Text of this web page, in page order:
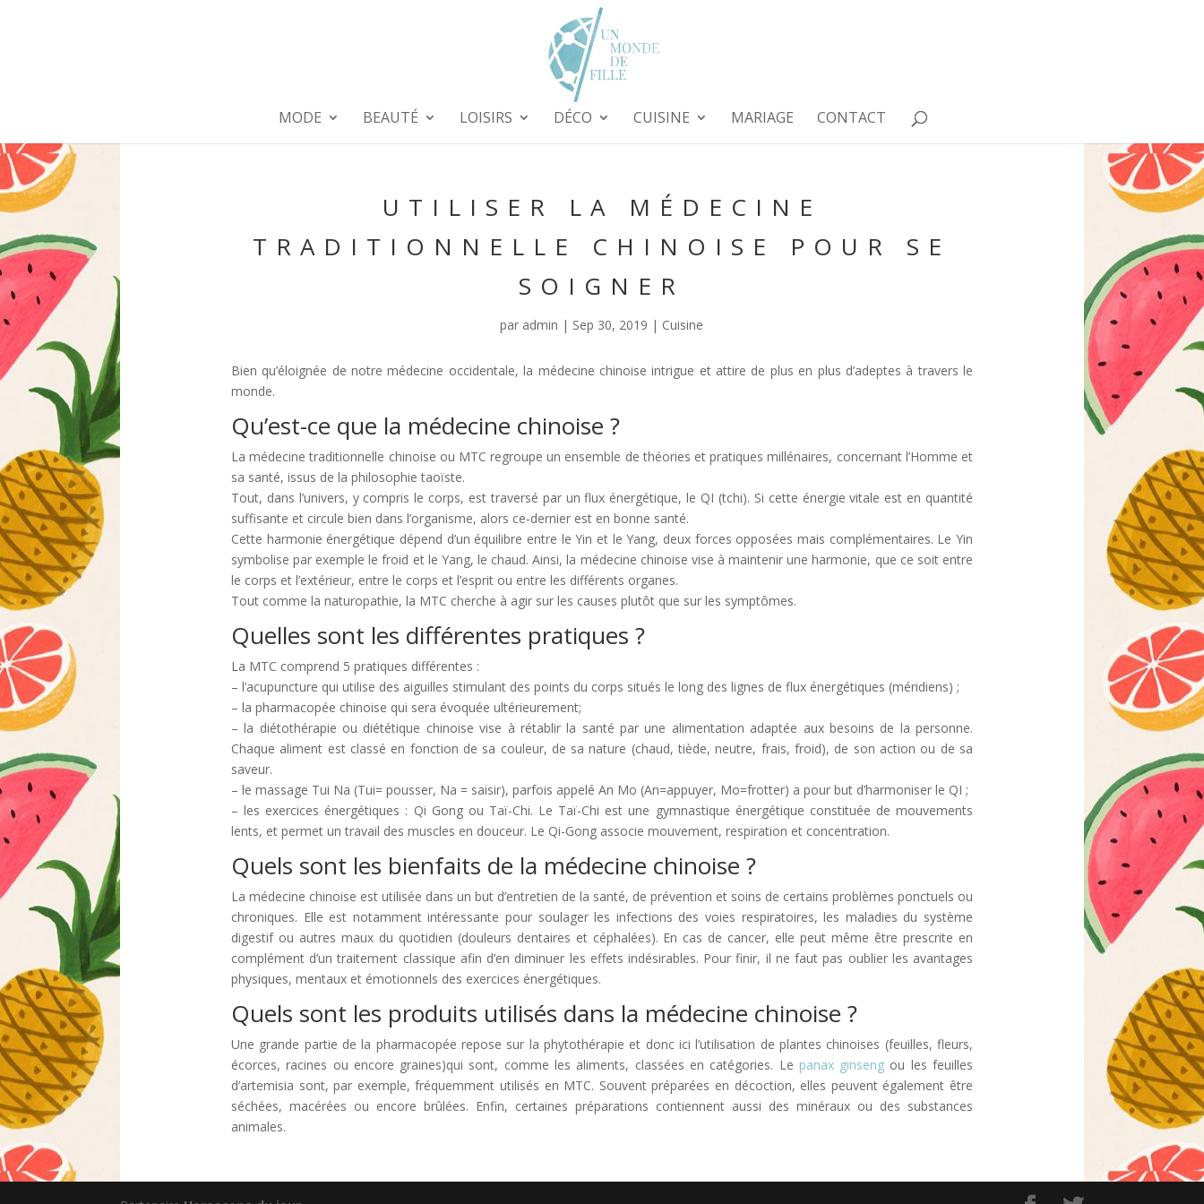
MODE BEAUTÉ LOISIRS DÉCO CUISINE MARIAGE CONTACT
UTILISER LA MÉDECINE
TRADITIONNELLE CHINOISE POUR SE
SOIGNER
par admin | Sep 30, 2019 | Cuisine
Bien qu’éloignée de notre médecine occidentale, la médecine chinoise intrigue et attire de plus en plus d’adeptes à travers le
monde.
Qu’est-ce que la médecine chinoise ?
La médecine traditionnelle chinoise ou MTC regroupe un ensemble de théories et pratiques millénaires, concernant l’Homme et
sa santé, issus de la philosophie taoïste.
Tout, dans l’univers, y compris le corps, est traversé par un flux énergétique, le QI (tchi). Si cette énergie vitale est en quantité
suffisante et circule bien dans l’organisme, alors ce-dernier est en bonne santé.
Cette harmonie énergétique dépend d’un équilibre entre le Yin et le Yang, deux forces opposées mais complémentaires. Le Yin
symbolise par exemple le froid et le Yang, le chaud. Ainsi, la médecine chinoise vise à maintenir une harmonie, que ce soit entre
le corps et l’extérieur, entre le corps et l’esprit ou entre les différents organes.
Tout comme la naturopathie, la MTC cherche à agir sur les causes plutôt que sur les symptômes.
Quelles sont les différentes pratiques ?
La MTC comprend 5 pratiques différentes :
– l’acupuncture qui utilise des aiguilles stimulant des points du corps situés le long des lignes de flux énergétiques (méridiens) ;
– la pharmacopée chinoise qui sera évoquée ultérieurement;
– la diétothérapie ou diététique chinoise vise à rétablir la santé par une alimentation adaptée aux besoins de la personne.
Chaque aliment est classé en fonction de sa couleur, de sa nature (chaud, tiède, neutre, frais, froid), de son action ou de sa
saveur.
– le massage Tui Na (Tui= pousser, Na = saisir), parfois appelé An Mo (An=appuyer, Mo=frotter) a pour but d’harmoniser le QI ;
– les exercices énergétiques : Qi Gong ou Taï-Chi. Le Taï-Chi est une gymnastique énergétique constituée de mouvements
lents, et permet un travail des muscles en douceur. Le Qi-Gong associe mouvement, respiration et concentration.
Quels sont les bienfaits de la médecine chinoise ?
La médecine chinoise est utilisée dans un but d’entretien de la santé, de prévention et soins de certains problèmes ponctuels ou
chroniques. Elle est notamment intéressante pour soulager les infections des voies respiratoires, les maladies du système
digestif ou autres maux du quotidien (douleurs dentaires et céphalées). En cas de cancer, elle peut même être prescrite en
complément d’un traitement classique afin d’en diminuer les effets indésirables. Pour finir, il ne faut pas oublier les avantages
physiques, mentaux et émotionnels des exercices énergétiques.
Quels sont les produits utilisés dans la médecine chinoise ?
Une grande partie de la pharmacopée repose sur la phytothérapie et donc ici l’utilisation de plantes chinoises (feuilles, fleurs,
écorces, racines ou encore graines)qui sont, comme les aliments, classées en catégories. Le panax ginseng ou les feuilles
d’artemisia sont, par exemple, fréquemment utilisés en MTC. Souvent préparées en décoction, elles peuvent également être
séchées, macérées ou encore brûlées. Enfin, certaines préparations contiennent aussi des minéraux ou des substances
animales.